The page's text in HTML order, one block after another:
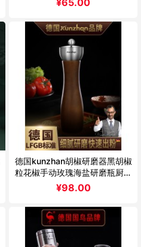
¥65.00
德国kunzhan胡椒研磨器黑胡椒
粒花椒手动玫瑰海盐研磨瓶厨房
家用
¥98.00